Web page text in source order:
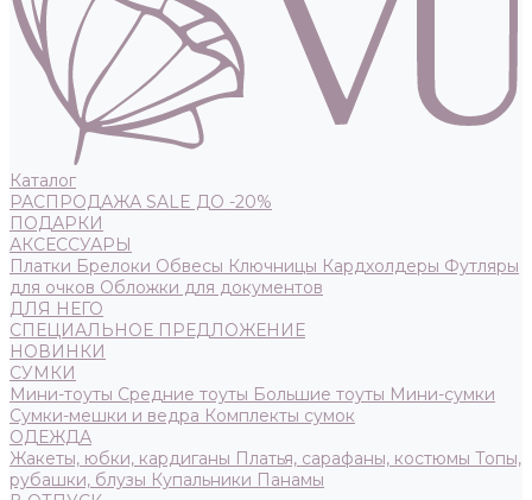
Каталог
РАСПРОДАЖА SALE ДО -20%
ПОДАРКИ
АКСЕССУАРЫ
Платки Брелоки Обвесы Ключницы Кардхолдеры Футляры
для очков Обложки для документов
ДЛЯ НЕГО
СПЕЦИАЛЬНОЕ ПРЕДЛОЖЕНИЕ
НОВИНКИ
СУМКИ
Мини-тоуты Средние тоуты Большие тоуты Мини-сумки
Сумки-мешки и ведра Комплекты сумок
ОДЕЖДА
Жакеты, юбки, кардиганы Платья, сарафаны, костюмы Топы,
рубашки, блузы Купальники Панамы